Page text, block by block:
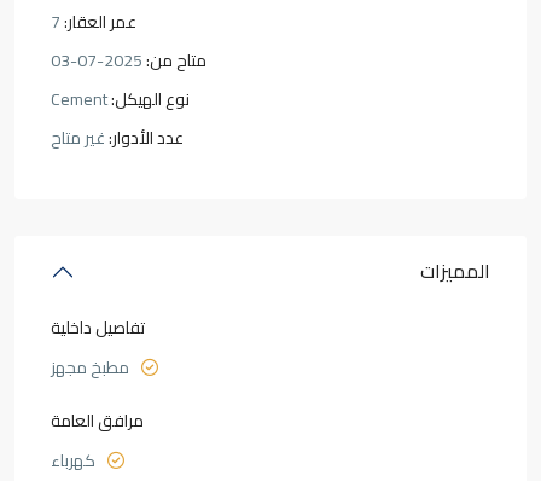
عمر العقار:
متاح من:
نوع الهيكل:Cement
عدد الأدوار:غير متاح
المميزات
تفاصيل داخلية
مطبخ مجهز
مرافق العامة
كهرباء